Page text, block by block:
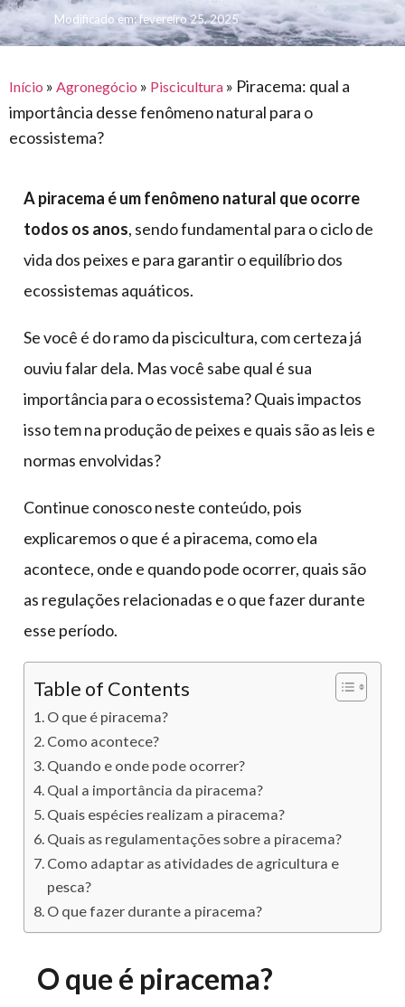
premiações
para
o
feira
offshore
civil
piscinas
calçados,
epi's
e
multiúso
e logística
armazenagem
lonas
vida
de
Modificado em: fevereiro 25, 2025
Início » Agronegócio » Piscicultura » Piracema: qual a
importância desse fenômeno natural para o
ecossistema?
A piracema é um fenômeno natural que ocorre
todos os anos, sendo fundamental para o ciclo de
vida dos peixes e para garantir o equilíbrio dos
ecossistemas aquáticos.
Se você é do ramo da piscicultura, com certeza já
ouviu falar dela. Mas você sabe qual é sua
importância para o ecossistema? Quais impactos
isso tem na produção de peixes e quais são as leis e
normas envolvidas?
Continue conosco neste conteúdo, pois
explicaremos o que é a piracema, como ela
acontece, onde e quando pode ocorrer, quais são
as regulações relacionadas e o que fazer durante
esse período.
Table of Contents
O que é piracema?
Como acontece?
Quando e onde pode ocorrer?
Qual a importância da piracema?
Quais espécies realizam a piracema?
Quais as regulamentações sobre a piracema?
Como adaptar as atividades de agricultura e
pesca?
O que fazer durante a piracema?
O que é piracema?